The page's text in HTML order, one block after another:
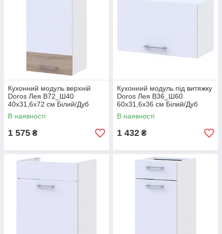
Кухонний модуль верхній
Doros Лея В72_Ш40
40х31,6х72 см Білий/Дуб
сонома (DRS-011362)
В наявності
1 575 ₴
Кухонний модуль під витяжку
Doros Лея В36_Ш60
60х31,6х36 см Білий/Дуб
сонома (DRS-011363)
В наявності
1 432 ₴